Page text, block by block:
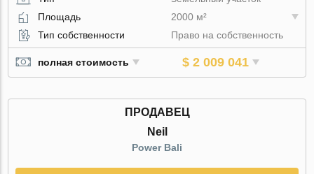
Площадь
2000 м²
Тип собственности
Право на собственность
полная стоимость $ 2 009 041
ПРОДАВЕЦ
Neil
Power Bali